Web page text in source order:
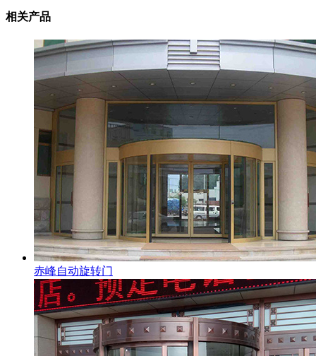
相关产品
赤峰自动旋转门